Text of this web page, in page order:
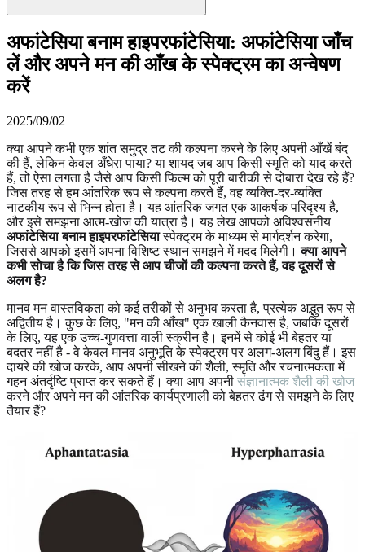
अफांटेसिया बनाम हाइपरफांटेसिया: अफांटेसिया जाँच
लें और अपने मन की आँख के स्पेक्ट्रम का अन्वेषण
करें
2025/09/02
क्या आपने कभी एक शांत समुद्र तट की कल्पना करने के लिए अपनी आँखें बंद
की हैं, लेकिन केवल अँधेरा पाया? या शायद जब आप किसी स्मृति को याद करते
हैं, तो ऐसा लगता है जैसे आप किसी फिल्म को पूरी बारीकी से दोबारा देख रहे हैं?
जिस तरह से हम आंतरिक रूप से कल्पना करते हैं, वह व्यक्ति-दर-व्यक्ति
नाटकीय रूप से भिन्न होता है। यह आंतरिक जगत एक आकर्षक परिदृश्य है,
और इसे समझना आत्म-खोज की यात्रा है। यह लेख आपको अविश्वसनीय
अफांटेसिया बनाम हाइपरफांटेसियास्पेक्ट्रम के माध्यम से मार्गदर्शन करेगा,
जिससे आपको इसमें अपना विशिष्ट स्थान समझने में मदद मिलेगी।क्या आपने
कभी सोचा है कि जिस तरह से आप चीजों की कल्पना करते हैं, वह दूसरों से
अलग है?
मानव मन वास्तविकता को कई तरीकों से अनुभव करता है, प्रत्येक अद्भुत रूप से
अद्वितीय है। कुछ के लिए, "मन की आँख" एक खाली कैनवास है, जबकि दूसरों
के लिए, यह एक उच्च-गुणवत्ता वाली स्क्रीन है। इनमें से कोई भी बेहतर या
बदतर नहीं है - वे केवल मानव अनुभूति के स्पेक्ट्रम पर अलग-अलग बिंदु हैं। इस
दायरे की खोज करके, आप अपनी सीखने की शैली, स्मृति और रचनात्मकता में
गहन अंतर्दृष्टि प्राप्त कर सकते हैं। क्या आप अपनी संज्ञानात्मक शैली की खोज
करने और अपने मन की आंतरिक कार्यप्रणाली को बेहतर ढंग से समझने के लिए
तैयार हैं?